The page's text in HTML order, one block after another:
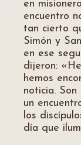
en
encuentro
tan cierto
Simón y
en ese
dijeron:
hemos
noticia. Son
un
los
día que